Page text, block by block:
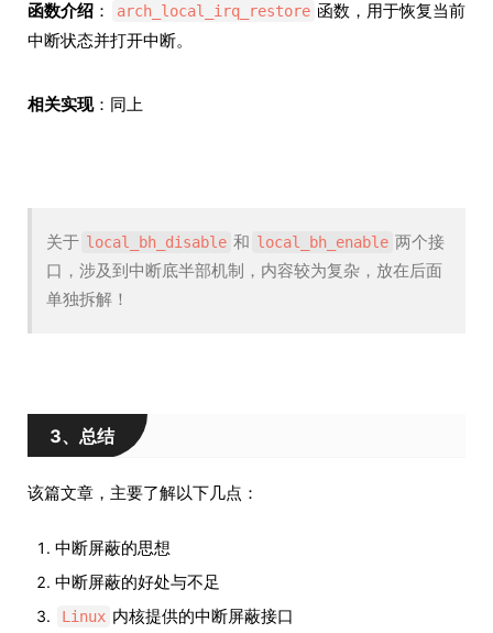
函数介绍 ： arch_local_irq_restore 函数，用于恢复当前
中断状态并打开中断。
相关实现：同上
关于 local_bh_disable 和 local_bh_enable 两个接
口，涉及到中断底半部机制，内容较为复杂，放在后面
单独拆解！
3、总结
该篇文章，主要了解以下几点：
中断屏蔽的思想
中断屏蔽的好处与不足
Linux 内核提供的中断屏蔽接口